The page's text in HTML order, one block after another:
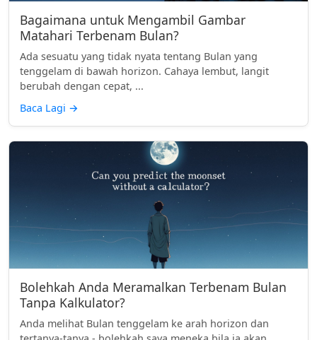
Bagaimana untuk Mengambil Gambar
Matahari Terbenam Bulan?
Ada sesuatu yang tidak nyata tentang Bulan yang
tenggelam di bawah horizon. Cahaya lembut, langit
berubah dengan cepat, ...
Baca Lagi →
Bolehkah Anda Meramalkan Terbenam Bulan
Tanpa Kalkulator?
Anda melihat Bulan tenggelam ke arah horizon dan